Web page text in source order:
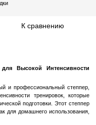
скидки